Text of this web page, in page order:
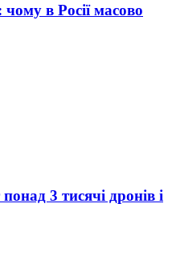
чому в Росії масово
3 тисячі дронів і